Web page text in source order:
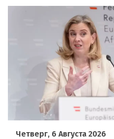
Четверг, 6 Августа 2026